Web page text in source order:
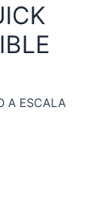
A ESCALA